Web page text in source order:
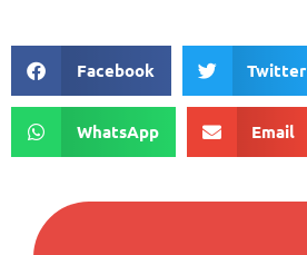
Facebook Twitter
WhatsApp Email